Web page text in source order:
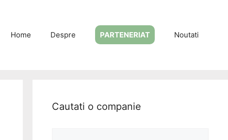
Home Despre PARTENERIAT Noutati
Cautati o companie